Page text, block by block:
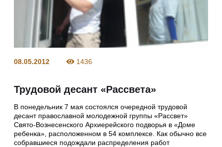
08.05.2012 1436
Трудовой десант «Рассвета»
В понедельник 7 мая состоялся очередной трудовой
десант православной молодежной группы «Рассвет»
Свято-Вознесенского Архиерейского подворья в «Доме
ребенка», расположенном в 54 комплексе. Как обычно все
собравшиеся подождали распределения работ